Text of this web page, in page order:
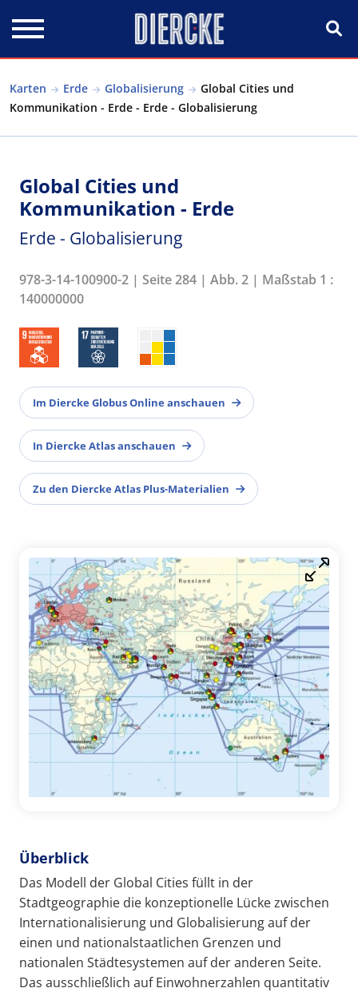
Karten Erde Globalisierung
Global Cities und
Kommunikation - Erde - Erde - Globalisierung
Global Cities und
Kommunikation - Erde
Erde - Globalisierung
978-3-14-100900-2 | Seite 284 | Abb. 2 | Maßstab 1 :
140000000
Im Diercke Globus Online anschauen
In Diercke Atlas anschauen
Zu den Diercke Atlas Plus-Materialien
Überblick
Das Modell der Global Cities füllt in der
Stadtgeographie die konzeptionelle Lücke zwischen
Internationalisierung und Globalisierung auf der
einen und nationalstaatlichen Grenzen und
nationalen Städtesystemen auf der anderen Seite.
Das ausschließlich auf Einwohnerzahlen quantitativ